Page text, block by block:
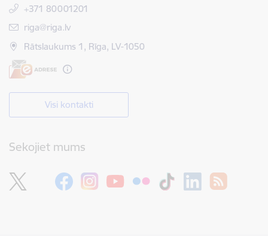
+371 80001201
E-pasts:
riga@riga.lv
Rātslaukums 1, Rīga, LV-1050
Visi kontakti
Sekojiet mums